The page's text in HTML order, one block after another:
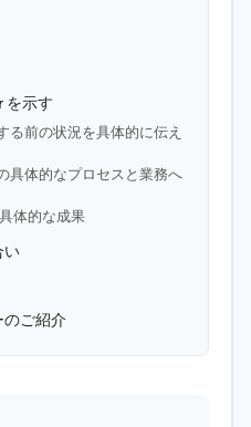
を示す
る前の状況を具体的に伝え
具体的なプロセスと業務へ
体的な成果
い
ご紹介